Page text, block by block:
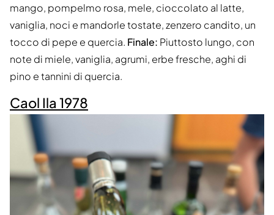
mango, pompelmo rosa, mele, cioccolato al latte,
vaniglia, noci e mandorle tostate, zenzero candito, un
tocco di pepe e quercia. Finale: Piuttosto lungo, con
note di miele, vaniglia, agrumi, erbe fresche, aghi di
pino e tannini di quercia.
Caol Ila 1978